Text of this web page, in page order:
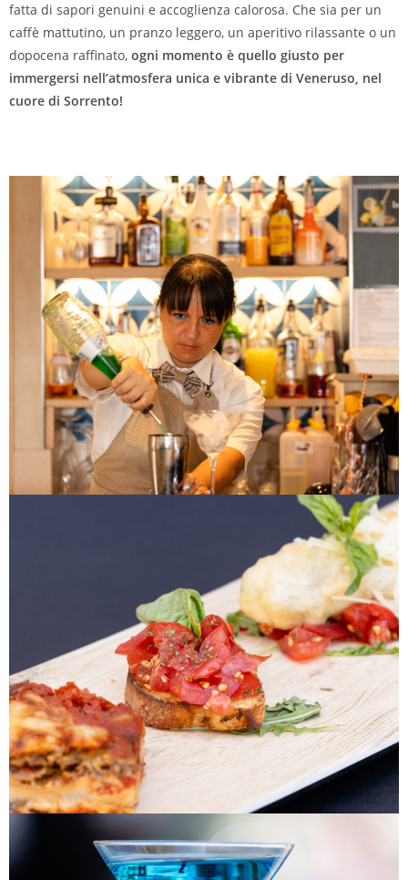
fatta di sapori genuini e accoglienza calorosa. Che sia per un
caffè mattutino, un pranzo leggero, un aperitivo rilassante o un
dopocena raffinato, ogni momento è quello giusto per
immergersi nell’atmosfera unica e vibrante di Veneruso, nel
cuore di Sorrento!